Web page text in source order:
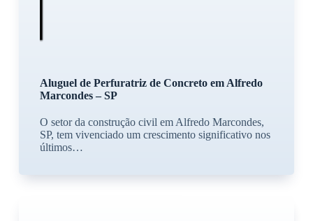
Aluguel de Perfuratriz de Concreto em Alfredo
Marcondes – SP
O setor da construção civil em Alfredo Marcondes,
SP, tem vivenciado um crescimento significativo nos
últimos…